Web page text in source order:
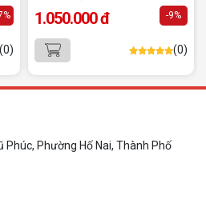
Mẫu laptop học sinh, sinh viên nên
10+ mẫu laptop cho học sinh sinh viên
ngân sách và ngành học: tiêu chí
cấu hình nên có và cách kiểm tra máy
mua.
tối ưu chi phí, test máy tại chỗ. Khám
địa chỉ tư vấn và lắp đặt dàn PC chơi
(0)
1.050.000 đ -9%
(0)
Phúc, Phường Hố Nai, Thành Phố